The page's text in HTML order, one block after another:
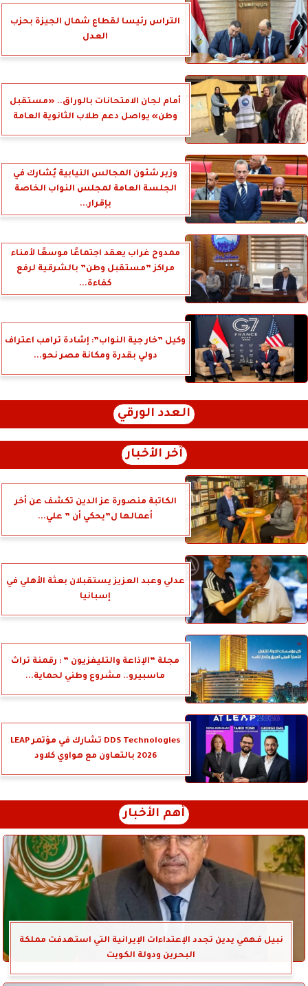
التراس رئيسا لقطاع شمال الجيزة بحزب
العدل
أمام لجان الامتحانات بالوراق.. «مستقبل
وطن» يواصل دعم طلاب الثانوية العامة
وزير شئون المجالس النيابية يُشارك في
الجلسة العامة لمجلس النواب الخاصة
بإقرار...
ممدوح غراب يعقد اجتماعًا موسعًا لأمناء
مراكز ”مستقبل وطن” بالشرقية لرفع
كفاءة...
وكيل ”خار جية النواب”: إشادة ترامب اعتراف
دولي بقدرة ومكانة مصر نحو...
العدد الورقي
آخر الأخبار
الكاتبة منصورة عز الدين تكشف عن أخر
أعمالها ل”يحكي أن ” علي...
عدلي وعبد العزيز يستقبلان بعثة الأهلي في
إسبانيا
مجلة ”الإذاعة والتليفزيون ” : رقمنة تراث
ماسبيرو.. مشروع وطني لحماية...
DDS Technologies تشارك في مؤتمر LEAP
2026 بالتعاون مع هواوي كلاود
أهم الأخبار
نبيل فهمي يدين تجدد الإعتداءات الإيرانية التي استهدفت مملكة
البحرين ودولة الكويت